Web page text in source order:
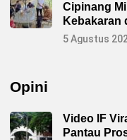
Cipinang
Kebakaran
5 Agustus
Opini
Video IF
Pantau